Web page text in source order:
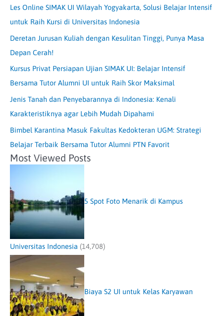
Les Online SIMAK UI Wilayah Yogyakarta, Solusi Belajar Intensif
untuk Raih Kursi di Universitas Indonesia
Deretan Jurusan Kuliah dengan Kesulitan Tinggi, Punya Masa
Depan Cerah!
Kursus Privat Persiapan Ujian SIMAK UI: Belajar Intensif
Bersama Tutor Alumni UI untuk Raih Skor Maksimal
Jenis Tanah dan Penyebarannya di Indonesia: Kenali
Karakteristiknya agar Lebih Mudah Dipahami
Bimbel Karantina Masuk Fakultas Kedokteran UGM: Strategi
Belajar Terbaik Bersama Tutor Alumni PTN Favorit
Most Viewed Posts
5 Spot Foto Menarik di Kampus
Universitas Indonesia (14,708)
Biaya S2 UI untuk Kelas Karyawan